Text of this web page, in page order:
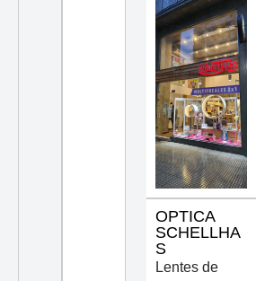
OPTICA
SCHELLHA
S
Lentes de